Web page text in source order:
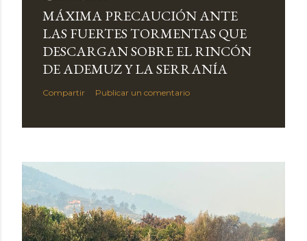
MÁXIMA PRECAUCIÓN ANTE
LAS FUERTES TORMENTAS QUE
DESCARGAN SOBRE EL RINCÓN
DE ADEMUZ Y LA SERRANÍA
Compartir Publicar un comentario